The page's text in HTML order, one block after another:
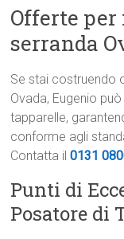
Offerte
serranda
Se stai costruendo
Ovada, Eugenio
tapparelle,
conforme agli
Contatta il0131
Punti di
Posatore di